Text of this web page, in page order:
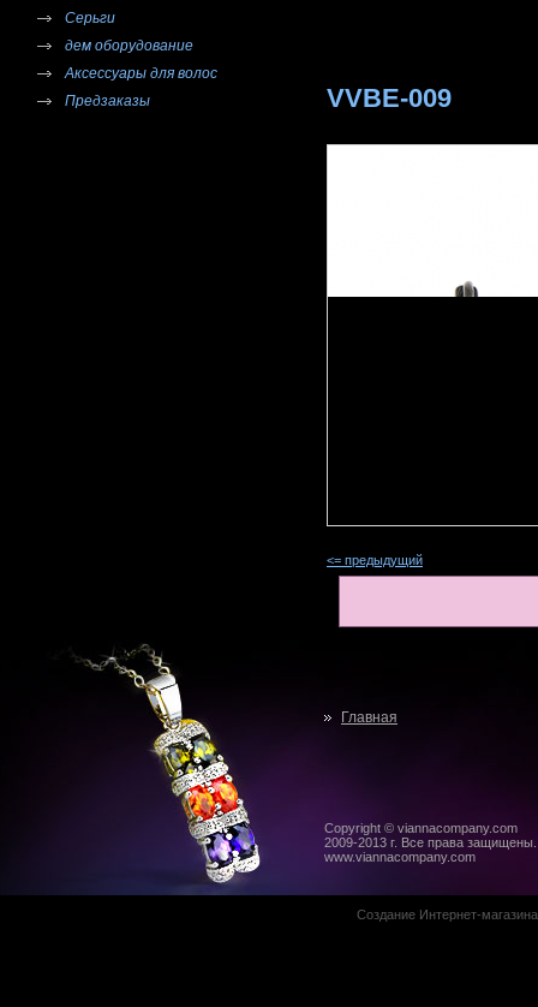
Серьги
дем оборудование
Аксессуары для волос
Предзаказы
VVBE-009
<= предыдущий
Главная
Copyright © viannacompany.com
2009-2013 г. Все права защищены.
www.viannacompany.com
Создание Интернет-